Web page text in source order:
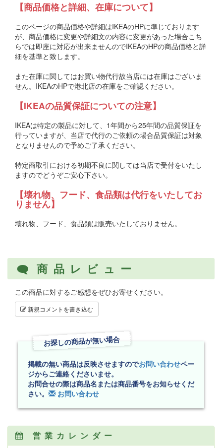
【商品価格と詳細、在庫について】
このページの商品価格や詳細はIKEAのHPに準じております
が、商品価格に変更や詳細文の内容に変更があった場合こち
らでは即座に対応が出来ませんのでIKEAのHPの商品価格と詳
細を基準と致します。
また在庫に関してはお買い物代行故当店には在庫はございま
せん。IKEAのHPで港北店の在庫をご確認ください。
【IKEAの品質保証についての注意】
IKEAは特定の製品に対して、1年間から25年間の品質保証を
行っていますが、当店で代行のご依頼の場合品質保証は対象
となりませんので予めご了承ください。
特定商取引における初期不良に関しては当店で受付をいたし
ますのでどうぞご安心下さい。
【壊れ物、フード、食品類は代行をいたしてお
りません】
壊れ物、フード、食品類は販売いたしておりません。
商品レビュー
この商品に対するご感想をぜひお寄せください。
新規コメントを書き込む
お探しの商品が無い場合
掲載の無い商品は反映させますのでお問い合わせペー
ジからご連絡くださいませ。
お問合せの際は商品名または商品番号をお知らせくだ
さい。
お問い合わせ
営業カレンダー